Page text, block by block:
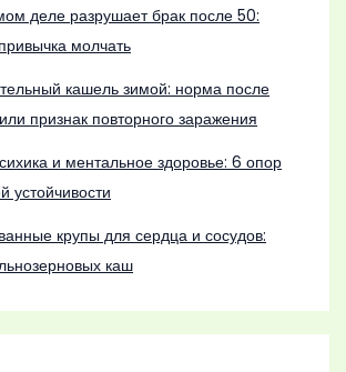
деле разрушает брак после 50:
молчать
кашель зимой: норма после
признак повторного заражения
и ментальное здоровье: 6 опор
устойчивости
крупы для сердца и сосудов:
каш